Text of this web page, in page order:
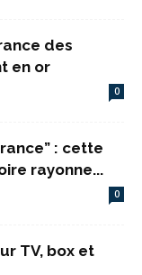
des
en or
0
: cette
rayonne...
0
TV, box et